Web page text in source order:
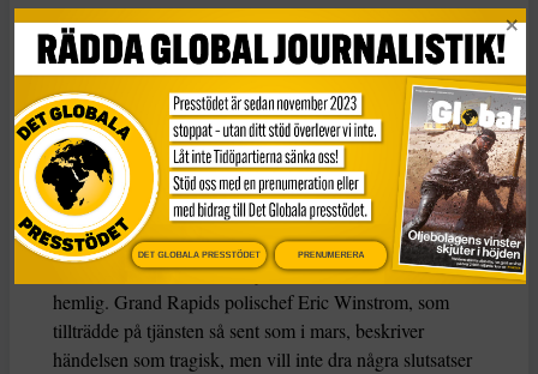
Hon säger att en transparent utredning kommer att göras
av skjutningen, och uppmanar alla demonstranter att
protestera under fredliga former.
”Vi måste samlas och bygga en framtid där svarta
Michiganbor erbjuds samma rättigheter, värdighet och
säkerhet i våra samhällen”, skriver hon.
Avstängd med lön
Polismannen har arbetat i sju år, hans identitet hålls
hemlig. Grand Rapids polischef Eric Winstrom, som
tillträdde på tjänsten så sent som i mars, beskriver
händelsen som tragisk, men vill inte dra några slutsatser
DET GLOBALA PRESSTÖDET PRENUMERERA